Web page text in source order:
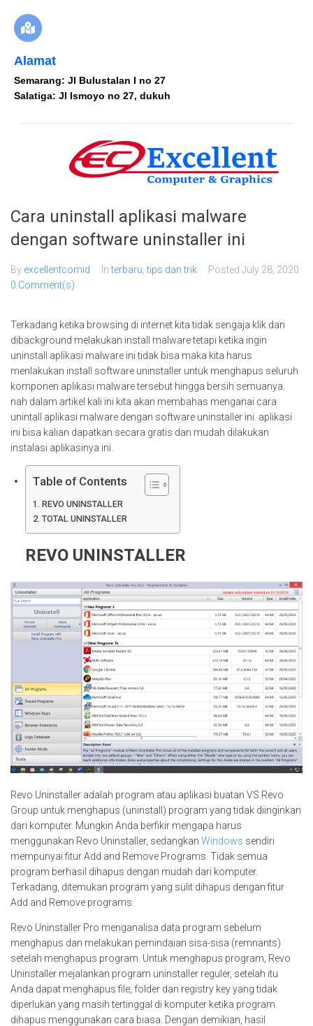
Alamat
Semarang: Jl Bulustalan I no 27
Salatiga: Jl Ismoyo no 27, dukuh
Cara uninstall aplikasi malware
dengan software uninstaller ini
By excellentcomid Interbaru ,tips dan trik Posted July 28, 2020
0 Comment(s)
Terkadang ketika browsing di internet kita tidak sengaja klik dan
dibackground melakukan install malware tetapi ketika ingin
uninstall aplikasi malware ini tidak bisa maka kita harus
menlakukan install software uninstaller untuk menghapus seluruh
komponen aplikasi malware tersebut hingga bersih semuanya.
nah dalam artikel kali ini kita akan membahas menganai cara
unintall aplikasi malware dengan software uninstaller ini. aplikasi
ini bisa kalian dapatkan secara gratis dan mudah dilakukan
instalasi aplikasinya ini.
Table of Contents
REVO UNINSTALLER
TOTAL UNINSTALLER
REVO UNINSTALLER
Revo Uninstaller adalah program atau aplikasi buatan VS Revo
Group untuk menghapus (uninstall) program yang tidak diinginkan
dari komputer. Mungkin Anda berfikir mengapa harus
menggunakan Revo Uninstaller, sedangkan Windows sendiri
mempunyai fitur Add and Remove Programs. Tidak semua
program berhasil dihapus dengan mudah dari komputer.
Terkadang, ditemukan program yang sulit dihapus dengan fitur
Add and Remove programs.
Revo Uninstaller Pro menganalisa data program sebelum
menghapus dan melakukan pemindaian sisa-sisa (remnants)
setelah menghapus program. Untuk menghapus program, Revo
Uninstaller mejalankan program uninstaller reguler, setelah itu
Anda dapat menghapus file, folder dan registry key yang tidak
diperlukan yang masih tertinggal di komputer ketika program
dihapus menggunakan cara biasa. Dengan demikian, hasil